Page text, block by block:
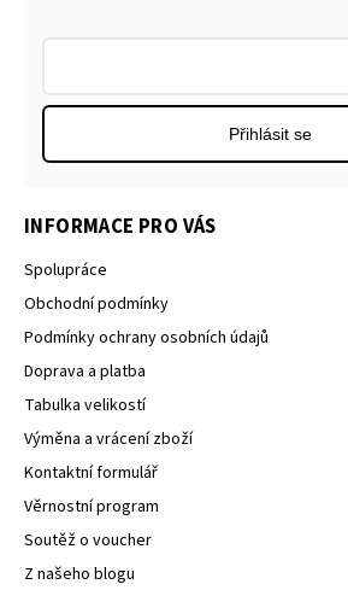
INFORMACE PRO VÁS
Spolupráce
Obchodní podmínky
Podmínky ochrany osobních údajů
Doprava a platba
Tabulka velikostí
Výměna a vrácení zboží
Kontaktní formulář
Věrnostní program
Soutěž o voucher
Z našeho blogu
Přihlásit se